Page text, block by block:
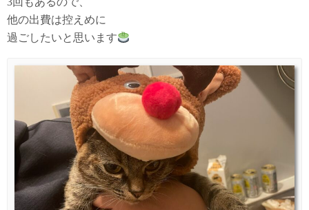
他の出費は控えめに
過ごしたいと思います